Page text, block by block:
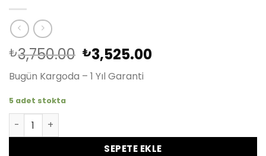
₺3,750.00 Orijinal
fiyat:
₺3,750.00.
₺3,525.00Şu
Bugün Kargoda – 1 Yıl Garanti
5 adet stokta
Yamaha X-City 250 LP Landport Ytx9-Sla Ltx9-4 12V
SEPETE EKLE